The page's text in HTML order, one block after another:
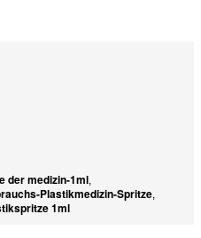
der medizin-1ml,
Plastikmedizin-Spritze,
1ml